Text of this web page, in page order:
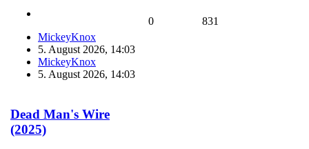
MickeyKnox
5. August 2026, 14:03
MickeyKnox
5. August 2026, 14:03
0 831
Dead Man's Wire
(2025)